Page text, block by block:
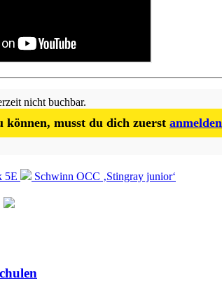
nicht buchbar.
können, musst du dich zuerst anmelden
5E Schwinn OCC ‚Stingray junior‘